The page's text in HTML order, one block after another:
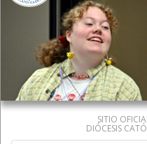
SITIO
DIÓCESIS